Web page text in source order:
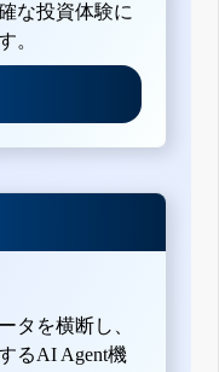
な投資体験に
。
タを横断し、
るAI Agent機